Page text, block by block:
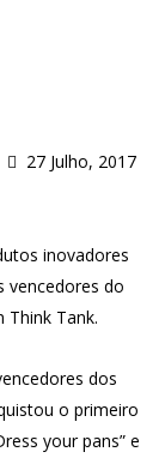
27 Julho, 2017
inovadores
vencedores do
Think Tank.
dos
o primeiro
your pans” e